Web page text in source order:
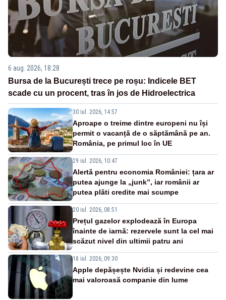
6 aug. 2026, 18:28
Bursa de la București trece pe roșu: Indicele BET
scade cu un procent, tras în jos de Hidroelectrica
30 iul. 2026, 14:57
Aproape o treime dintre europeni nu își
permit o vacanță de o săptămână pe an.
România, pe primul loc în UE
29 iul. 2026, 10:47
Alertă pentru economia României: țara ar
putea ajunge la „junk”, iar românii ar
putea plăti credite mai scumpe
20 iul. 2026, 08:51
Prețul gazelor explodează în Europa
înainte de iarnă: rezervele sunt la cel mai
scăzut nivel din ultimii patru ani
18 iul. 2026, 09:30
Apple depășește Nvidia și redevine cea
mai valoroasă companie din lume